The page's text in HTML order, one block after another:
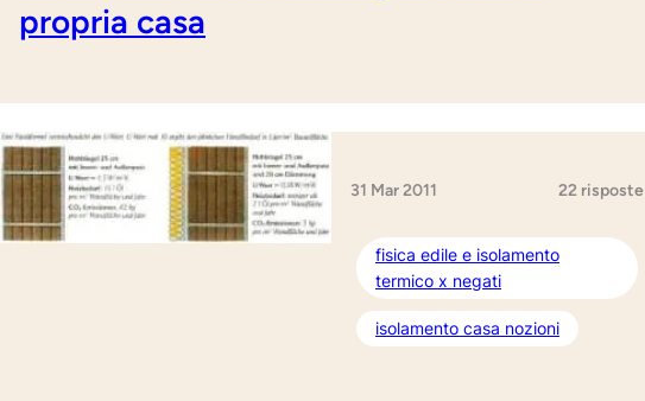
propria casa
31 Mar 2011 22 risposte
fisica edile e isolamento
termico x negati
isolamento casa nozioni